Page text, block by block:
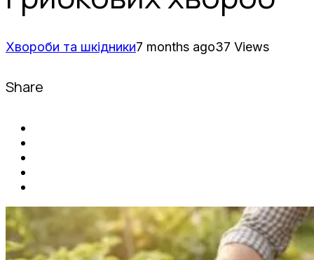
Хвороби та шкідники7 months ago37 Views
Share